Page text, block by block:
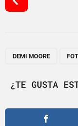
o
a
DEMI MOORE
¿TE GUSTA